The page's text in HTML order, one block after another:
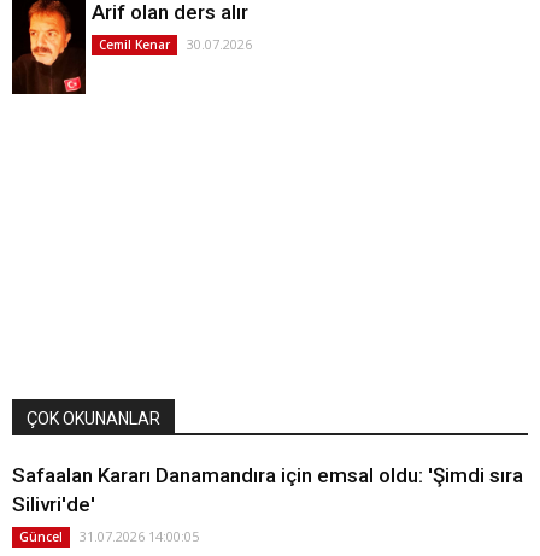
Arif olan ders alır
Cemil Kenar 30.07.2026
ÇOK OKUNANLAR
Safaalan Kararı Danamandıra için emsal oldu: 'Şimdi sıra
Silivri'de'
Güncel 31.07.2026 14:00:05